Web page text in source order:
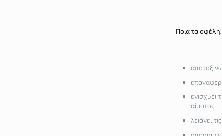
Ποια τα οφέλη;
ενισχύει
αίματος
λειάνει